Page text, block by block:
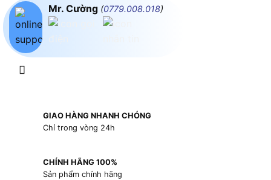
Mr. Cường (0779.008.018)
GIAO HÀNG NHANH CHÓNG
Chỉ trong vòng 24h
CHÍNH HÃNG 100%
Sản phẩm chính hãng